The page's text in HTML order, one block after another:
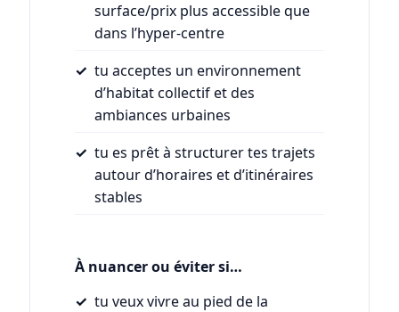
surface/prix plus accessible que
dans l’hyper-centre
tu acceptes un environnement
d’habitat collectif et des
ambiances urbaines
tu es prêt à structurer tes trajets
autour d’horaires et d’itinéraires
stables
À nuancer ou éviter si…
tu veux vivre au pied de la